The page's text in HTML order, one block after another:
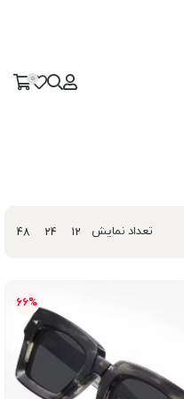
0
تعداد نمایش 12
24
48
66%